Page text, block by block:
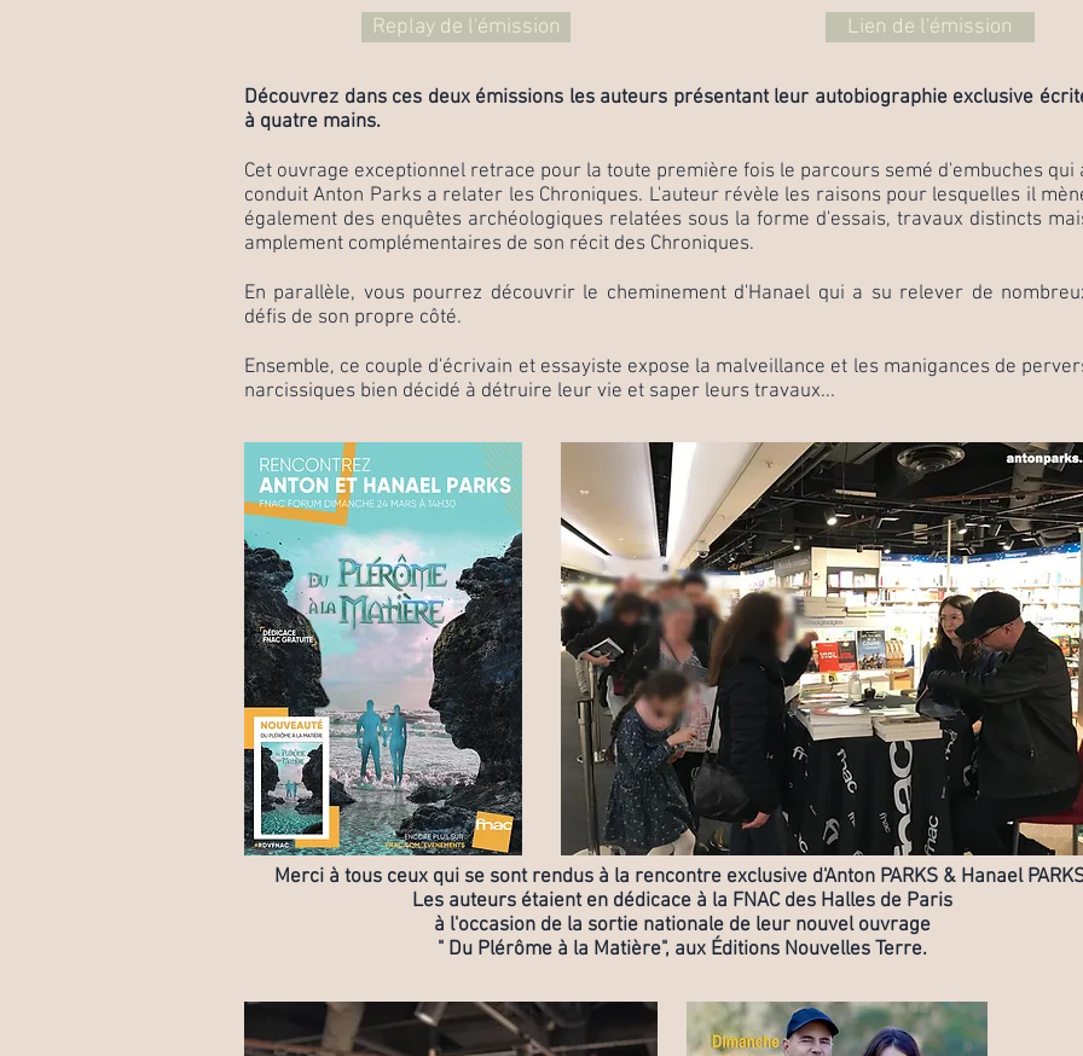
Replay de l'émission Lien de l'émission
Découvrez dans ces deux émissions les auteurs présentant leur autobiographie exclusive
à quatre mains.
Cet ouvrage exceptionnel retrace pour la toute première fois le parcours semé d'embuches qui
conduit Anton Parks a relater les Chroniques. L'auteur révèle les raisons pour lesquelles il
également des enquêtes archéologiques relatées sous la forme d'essais, travaux distincts
amplement complémentaires de son récit des Chroniques.
En parallèle, vous pourrez découvrir le cheminement d'Hanael qui a su relever de
défis de son propre côté.
Ensemble, ce couple d'écrivain et essayiste expose la malveillance et les manigances de
narcissiques bien décidé à détruire leur vie et saper leurs travaux...
Merci à tous ceux qui se sont rendus à la rencontre exclusive d'Anton PARKS & Hanael
Les auteurs étaient en dédicace à la FNAC des Halles de Paris
à l'occasion de la sortie nationale de leur nouvel ouvrage
" Du Plérôme à la Matière", aux Éditions Nouvelles Terre.